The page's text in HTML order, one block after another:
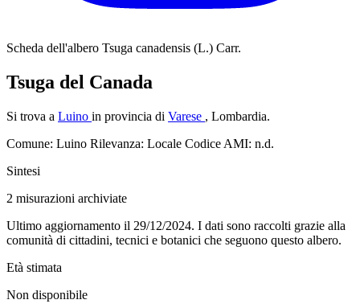
Scheda dell'albero Tsuga canadensis (L.) Carr.
Tsuga del Canada
Si trova a Luino in provincia di Varese , Lombardia.
Comune: Luino Rilevanza: Locale Codice AMI: n.d.
Sintesi
2 misurazioni archiviate
Ultimo aggiornamento il 29/12/2024. I dati sono raccolti grazie alla
comunità di cittadini, tecnici e botanici che seguono questo albero.
Età stimata
Non disponibile